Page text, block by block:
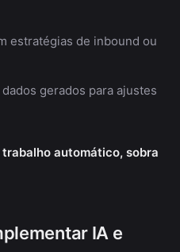
estratégias de inbound ou
gerados para ajustes
automático, sobra
IA e